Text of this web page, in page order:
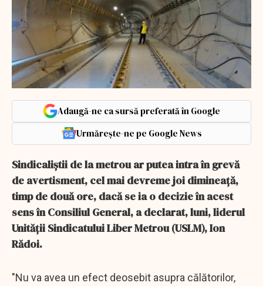
Adaugă-ne ca sursă preferată în Google
Urmărește-ne pe Google News
Sindicaliştii de la metrou ar putea intra în grevă
de avertisment, cel mai devreme joi dimineaţă,
timp de două ore, dacă se ia o decizie în acest
sens în Consiliul General, a declarat, luni, liderul
Unităţii Sindicatului Liber Metrou (USLM), Ion
Rădoi.
"Nu va avea un efect deosebit asupra călătorilor,